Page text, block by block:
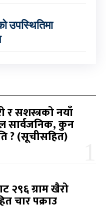
उपस्थितिमा
र सशस्त्रको नयाँ
सार्वजनिक, कुन
? (सूचीसहित)
२९६ ग्राम खैरो
चार पक्राउ